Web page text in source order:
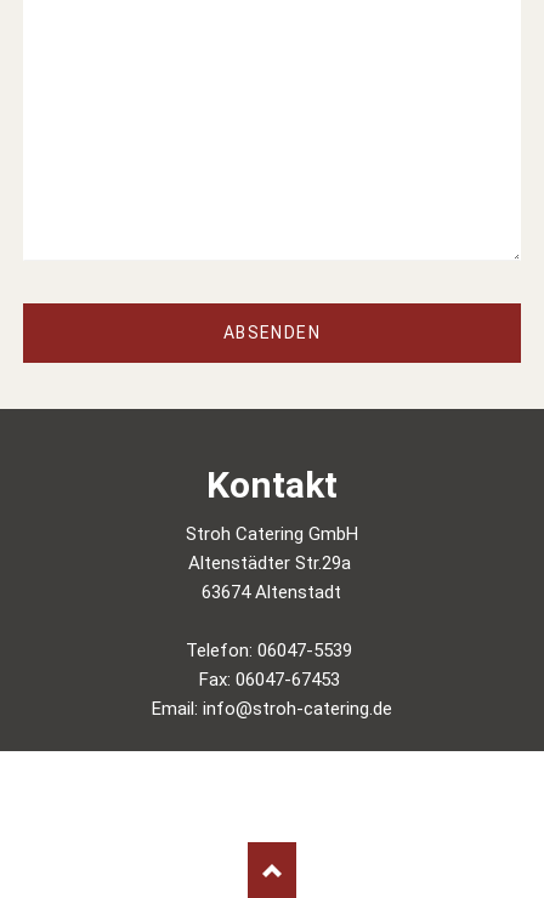
ABSENDEN
Kontakt
Stroh Catering GmbH
Altenstädter Str.29a
63674 Altenstadt
Telefon: 06047-5539
Fax: 06047-67453
Email: info@stroh-catering.de